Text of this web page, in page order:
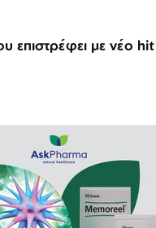
επιστρέφει με νέο